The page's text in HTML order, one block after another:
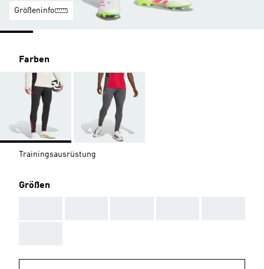
Größeninfo
Farben
Trainingsausrüstung
Größen